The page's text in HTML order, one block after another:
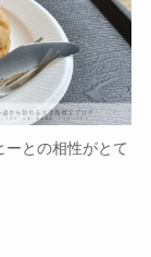
との相性がとて